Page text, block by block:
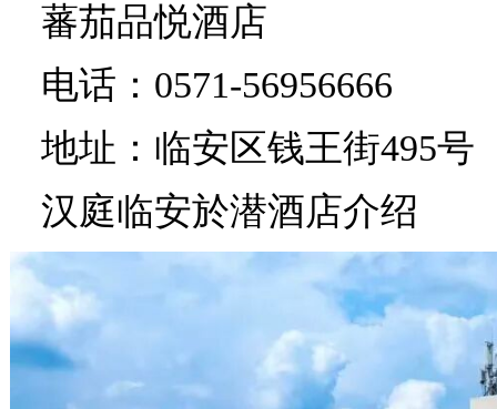
蕃茄品悦酒店
电话：0571-56956666
地址：临安区钱王街495号
汉庭临安於潜酒店介绍